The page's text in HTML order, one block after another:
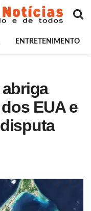
ENTRETENIMENTO
EUA e